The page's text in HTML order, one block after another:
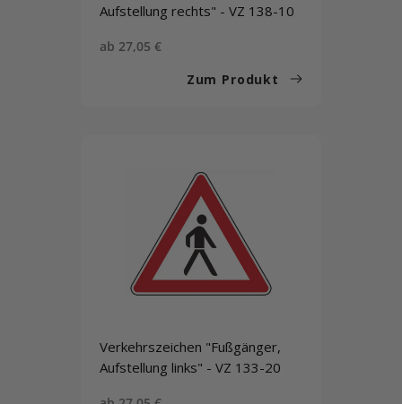
Aufstellung rechts" - VZ 138-10
Sonderpreis
ab 27,05 €
Zum Produkt
Verkehrszeichen "Fußgänger,
Aufstellung links" - VZ 133-20